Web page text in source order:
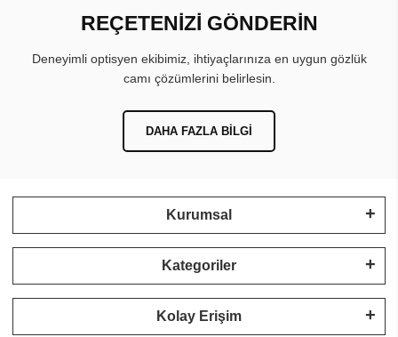
REÇETENİZİ GÖNDERİN
Deneyimli optisyen ekibimiz, ihtiyaçlarınıza en uygun gözlük
camı çözümlerini belirlesin.
DAHA FAZLA BILGI
Kurumsal
Kategoriler
Kolay Erişim